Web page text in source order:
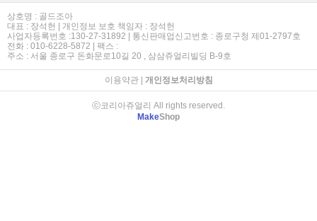
상호명 : 골드조아
대표 : 장석헌 | 개인정보 보호 책임자 : 장석헌
사업자등록번호 :130-27-31892 | 통신판매업신고번호 : 종로구청 제01-2797호
전화 : 010-6228-5872 | 팩스 :
주소 : 서울 종로구 돈화문로10길 20 , 삼삼쥬얼리빌딩 B-9호
이용약관| 개인정보처리방침
ⓒ코리아쥬얼리 All rights reserved.
MakeShop